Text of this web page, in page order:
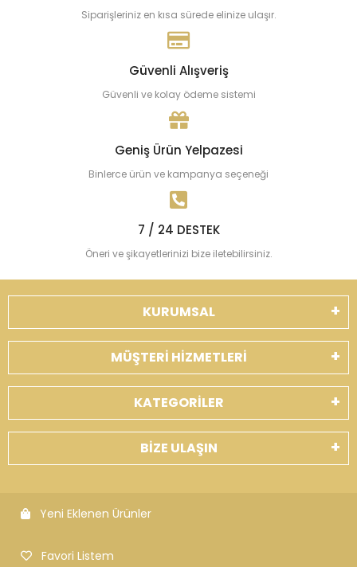
Siparişleriniz en kısa sürede elinize ulaşır.
Güvenli Alışveriş
Güvenli ve kolay ödeme sistemi
Geniş Ürün Yelpazesi
Binlerce ürün ve kampanya seçeneği
7 / 24 DESTEK
Öneri ve şikayetlerinizi bize iletebilirsiniz.
KURUMSAL
MÜŞTERİ HİZMETLERİ
KATEGORİLER
BİZE ULAŞIN
Yeni Eklenen Ürünler
Favori Listem